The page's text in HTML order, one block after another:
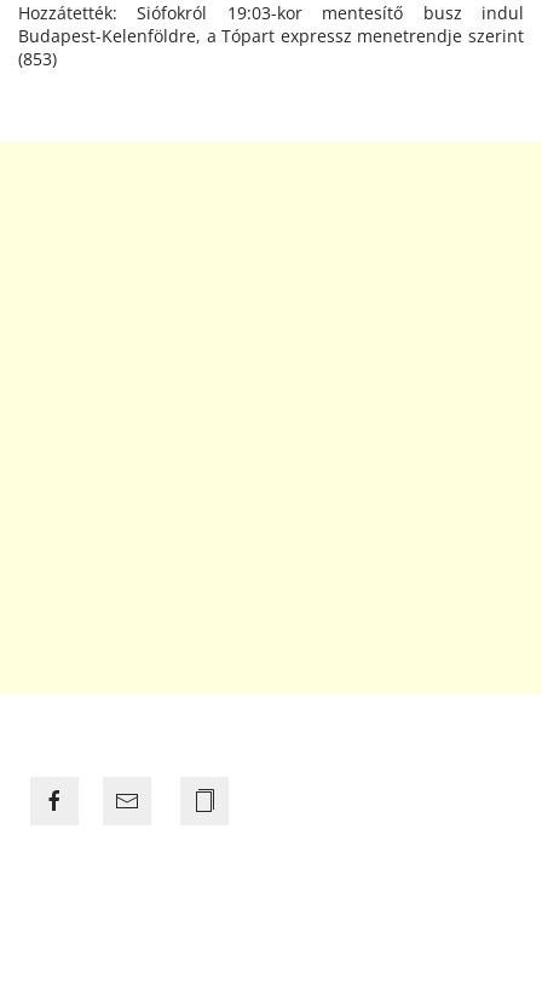
Hozzátették: Siófokról 19:03-kor mentesítő busz indul
Budapest-Kelenföldre, a Tópart expressz menetrendje szerint
(853)